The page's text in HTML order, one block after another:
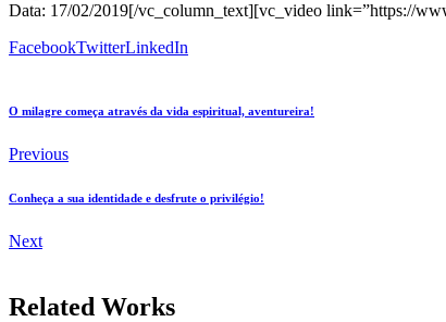
Data: 17/02/2019[/vc_column_text][vc_video link=”https://
FacebookTwitterLinkedIn
O milagre começa através da vida espiritual, aventureira!
Previous
Conheça a sua identidade e desfrute o privilégio!
Next
Related Works